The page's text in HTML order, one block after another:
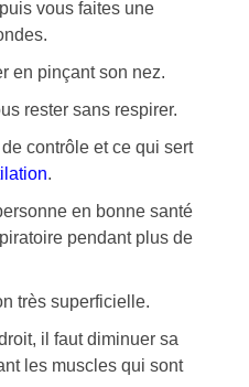
vous faites une
en pinçant son nez.
rester sans respirer.
contrôle et ce qui sert
.
en bonne santé
pendant plus de
très superficielle.
il faut diminuer sa
les muscles qui sont